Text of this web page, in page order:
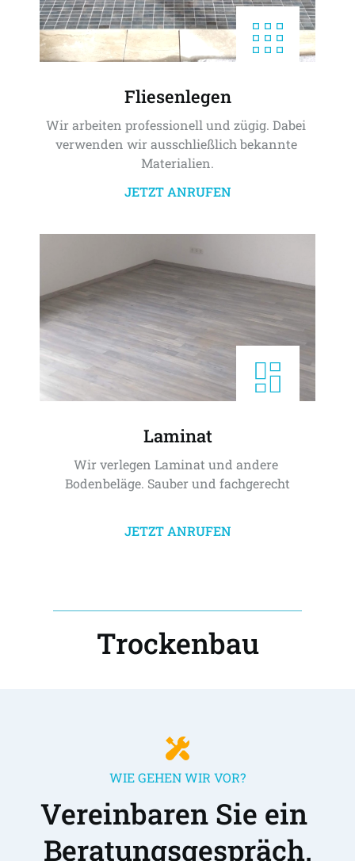
Fliesenlegen
Wir arbeiten professionell und zügig. Dabei
verwenden wir ausschließlich bekannte
Materialien.
JETZT ANRUFEN
Laminat
Wir verlegen Laminat und andere
Bodenbeläge. Sauber und fachgerecht
JETZT ANRUFEN
Trockenbau
WIE GEHEN WIR VOR?
Vereinbaren Sie ein
Beratungsgespräch.